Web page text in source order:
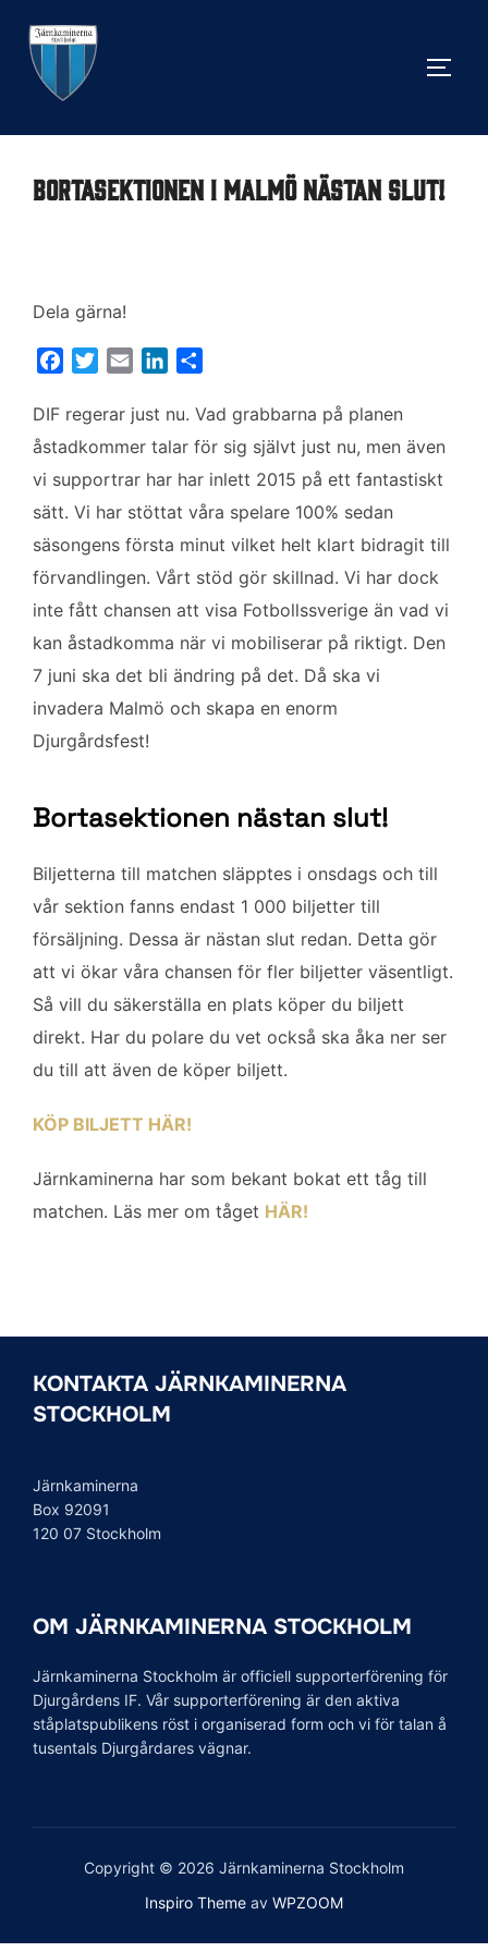
innehåll
Bortasektionen i Malmö nästan slut!
Dela gärna!
c
e
o
o
k
i
t
e
r
a
i
n
k
d
I
n
l
a
DIF regerar just nu. Vad grabbarna på planen
åstadkommer talar för sig självt just nu, men även
vi supportrar har har inlett 2015 på ett fantastiskt
sätt. Vi har stöttat våra spelare 100% sedan
säsongens första minut vilket helt klart bidragit till
förvandlingen. Vårt stöd gör skillnad. Vi har dock
inte fått chansen att visa Fotbollssverige än vad vi
kan åstadkomma när vi mobiliserar på riktigt. Den
7 juni ska det bli ändring på det. Då ska vi
invadera Malmö och skapa en enorm
Djurgårdsfest!
Bortasektionen nästan slut!
Biljetterna till matchen släpptes i onsdags och till
vår sektion fanns endast 1 000 biljetter till
försäljning. Dessa är nästan slut redan. Detta gör
att vi ökar våra chansen för fler biljetter väsentligt.
Så vill du säkerställa en plats köper du biljett
direkt. Har du polare du vet också ska åka ner ser
du till att även de köper biljett.
KÖP BILJETT HÄR!
Järnkaminerna har som bekant bokat ett tåg till
matchen. Läs mer om tåget HÄR!
KONTAKTA JÄRNKAMINERNA
STOCKHOLM
Järnkaminerna
Box 92091
120 07 Stockholm
OM JÄRNKAMINERNA STOCKHOLM
Järnkaminerna Stockholm är officiell supporterförening för
Djurgårdens IF. Vår supporterförening är den aktiva
ståplatspublikens röst i organiserad form och vi för talan å
tusentals Djurgårdares vägnar.
Copyright © 2026 Järnkaminerna Stockholm
Inspiro Theme av WPZOOM